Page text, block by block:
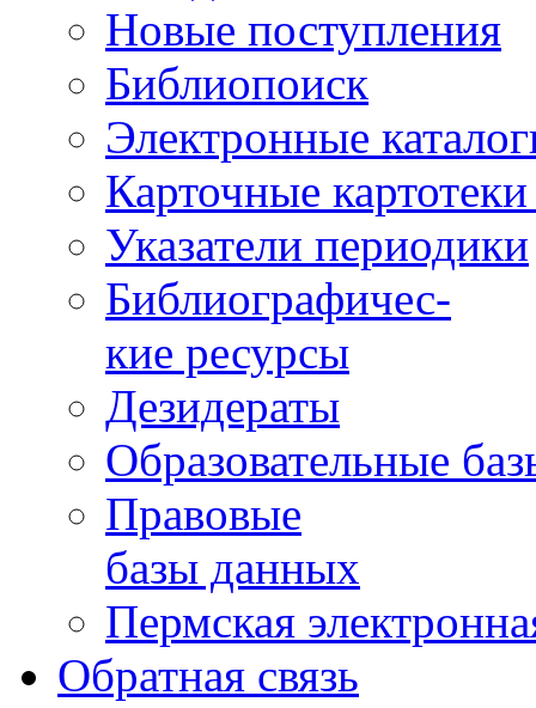
Новые поступления
Библиопоиск
Электронные
Карточные
Указатели периодики
Библиографичес-
кие ресурсы
Дезидераты
Образовательные
Правовые
базы данных
Пермская
Обратная связь